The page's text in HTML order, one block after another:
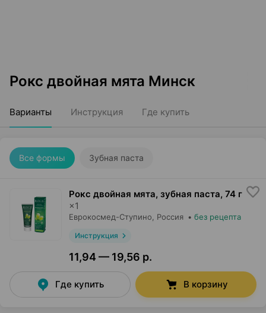
Рокс двойная мята Минск
Варианты Инструкция Где купить
Все формы Зубная паста
Рокс двойная мята, зубная паста, 74 г
×1
Еврокосмед-Ступино , Россия • без рецепта
Инструкция
11,94 — 19,56 р.
Где купить В корзину